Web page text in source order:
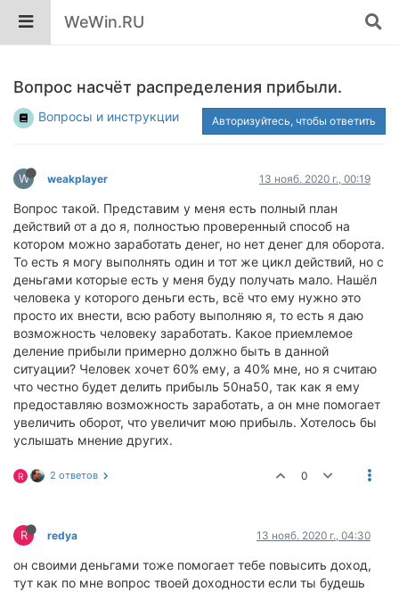
WeWin.RU
Вопрос насчёт распределения прибыли.
Вопросы и инструкции Авторизуйтесь, чтобы ответить
W weakplayer 13 нояб. 2020 г., 00:19
Вопрос такой. Представим у меня есть полный план
действий от а до я, полностью проверенный способ на
котором можно заработать денег, но нет денег для оборота.
То есть я могу выполнять один и тот же цикл действий, но с
деньгами которые есть у меня буду получать мало. Нашёл
человека у которого деньги есть, всё что ему нужно это
просто их внести, всю работу выполняю я, то есть я даю
возможность человеку заработать. Какое приемлемое
деление прибыли примерно должно быть в данной
ситуации? Человек хочет 60% ему, а 40% мне, но я считаю
что честно будет делить прибыль 50на50, так как я ему
предоставляю возможность заработать, а он мне помогает
увеличить оборот, что увеличит мою прибыль. Хотелось бы
услышать мнение других.
R 2 ответов 0
R redya 13 нояб. 2020 г., 04:30
он своими деньгами тоже помогает тебе повысить доход,
тут как по мне вопрос твоей доходности если ты будешь